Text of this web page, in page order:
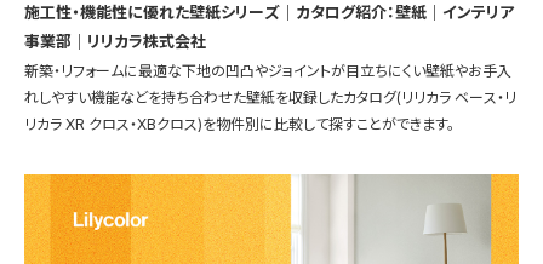
施工性・機能性に優れた壁紙シリーズ｜カタログ紹介：壁紙｜インテリア
事業部｜リリカラ株式会社
新築・リフォームに最適な下地の凹凸やジョイントが目立ちにくい壁紙やお手入
れしやすい機能などを持ち合わせた壁紙を収録したカタログ(リリカラ ベース・リ
リカラ XR クロス・XBクロス)を物件別に比較して探すことができます。